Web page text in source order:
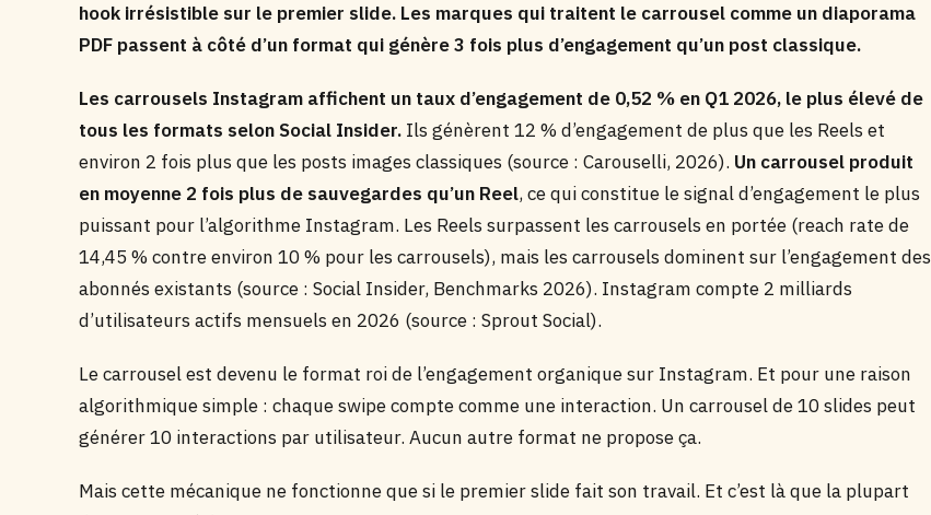
hook irrésistible sur le premier slide. Les marques qui traitent le carrousel comme un diaporama
PDF passent à côté d’un format qui génère 3 fois plus d’engagement qu’un post classique.
Les carrousels Instagram affichent un taux d’engagement de 0,52 % en Q1 2026, le plus élevé de
tous les formats selon Social Insider. Ils génèrent 12 % d’engagement de plus que les Reels et
environ 2 fois plus que les posts images classiques (source : Carouselli, 2026). Un carrousel produit
en moyenne 2 fois plus de sauvegardes qu’un Reel, ce qui constitue le signal d’engagement le plus
puissant pour l’algorithme Instagram. Les Reels surpassent les carrousels en portée (reach rate de
14,45 % contre environ 10 % pour les carrousels), mais les carrousels dominent sur l’engagement des
abonnés existants (source : Social Insider, Benchmarks 2026). Instagram compte 2 milliards
d’utilisateurs actifs mensuels en 2026 (source : Sprout Social).
Le carrousel est devenu le format roi de l’engagement organique sur Instagram. Et pour une raison
algorithmique simple : chaque swipe compte comme une interaction. Un carrousel de 10 slides peut
générer 10 interactions par utilisateur. Aucun autre format ne propose ça.
Mais cette mécanique ne fonctionne que si le premier slide fait son travail. Et c’est là que la plupart